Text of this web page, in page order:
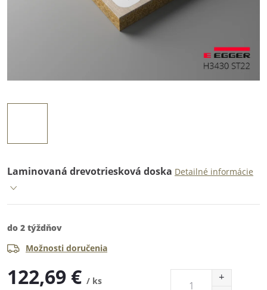
Laminovaná drevotriesková doska Detailné informácie
do 2 týždňov
Možnosti doručenia
122,69 € / ks